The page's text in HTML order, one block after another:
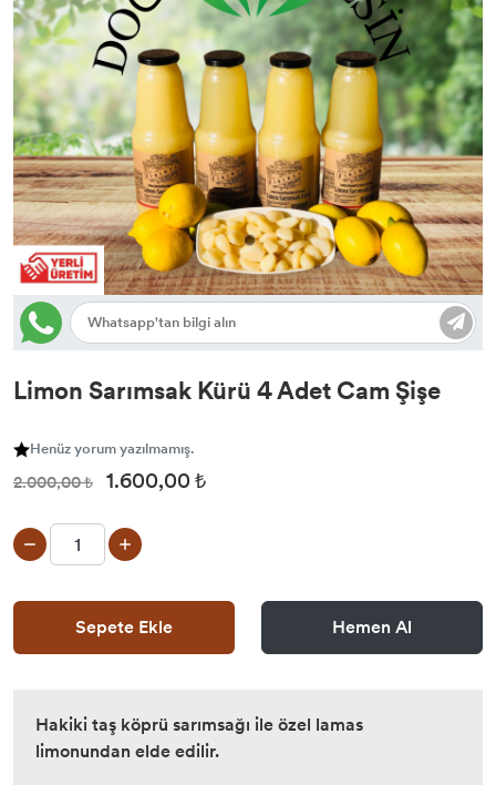
Limon Sarımsak Kürü 4 Adet Cam Şişe
Henüz yorum yazılmamış.
2.000,00 ₺ 1.600,00 ₺
Sepete Ekle Hemen Al
Hakiki taş köprü sarımsağı ile özel lamas
limonundan elde edilir.